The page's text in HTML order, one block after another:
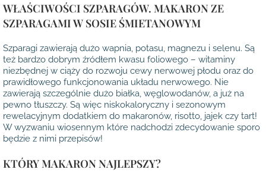
WŁAŚCIWOŚCI SZPARAGÓW. MAKARON ZE
SZPARAGAMI W SOSIE ŚMIETANOWYM
Szparagi zawierają dużo wapnia, potasu, magnezu i selenu. Są
też bardzo dobrym źródłem kwasu foliowego – witaminy
niezbędnej w ciąży do rozwoju cewy nerwowej płodu oraz do
prawidłowego funkcjonowania układu nerwowego. Nie
zawierają szczególnie dużo białka, węglowodanów, a już na
pewno tłuszczy. Są więc niskokaloryczny i sezonowym
rewelacyjnym dodatkiem do makaronów, risotto, jajek czy tart!
W wyzwaniu wiosennym które nadchodzi zdecydowanie sporo
będzie z nimi przepisów!
KTÓRY MAKARON NAJLEPSZY?